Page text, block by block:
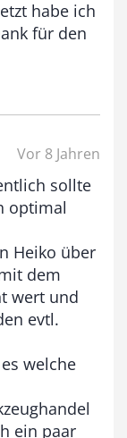
habe ich
für den
Vor 8 Jahren
sollte
optimal
Heiko über
dem
wert und
evtl.
welche
ein paar